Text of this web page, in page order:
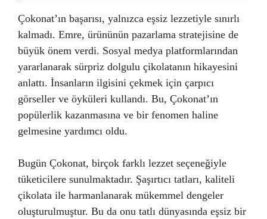
Çokonat’ın başarısı, yalnızca eşsiz lezzetiyle sınırlı
kalmadı. Emre, ürününün pazarlama stratejisine de
büyük önem verdi. Sosyal medya platformlarından
yararlanarak sürpriz dolgulu çikolatanın hikayesini
anlattı. İnsanların ilgisini çekmek için çarpıcı
görseller ve öyküleri kullandı. Bu, Çokonat’ın
popülerlik kazanmasına ve bir fenomen haline
gelmesine yardımcı oldu.
Bugün Çokonat, birçok farklı lezzet seçeneğiyle
tüketicilere sunulmaktadır. Şaşırtıcı tatları, kaliteli
çikolata ile harmanlanarak mükemmel dengeler
oluşturulmuştur. Bu da onu tatlı dünyasında eşsiz bir